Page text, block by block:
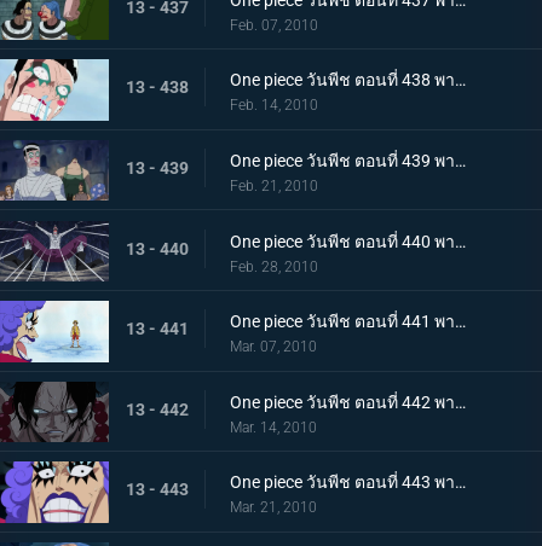
13 - 437
Feb. 07, 2010
13 - 438 One piece วันพีช ตอนที่ 438 พากย์ไทย สรวงสวรรค์ในนรก อิมเพลดาวน์ชั้นที่ 5.5
Feb. 14, 2010
13 - 439 One piece วันพีช ตอนที่ 439 พากย์ไทย เริ่มการรักษาลูฟี่! ด้วยพลังปาฎิหาริย์ของคุณอีวา!
Feb. 21, 2010
13 - 440 One piece วันพีช ตอนที่ 440 พากย์ไทย จงเชื่อในปาฎิหาริย์! เสียงเชียร์จากจิตวิญญาณของบอนเคร
Feb. 28, 2010
13 - 441 One piece วันพีช ตอนที่ 441 พากย์ไทย ลูฟี่ฟื้นคืนชีพ! คุณอีวาเริ่มแผนการแหกคุก!!
Mar. 07, 2010
13 - 442 One piece วันพีช ตอนที่ 442 พากย์ไทย เริ่มการส่งตัวเอส! การต่อสู้ในเลเวล 6 ที่อยู่ลึกสุด!!
Mar. 14, 2010
13 - 443 One piece วันพีช ตอนที่ 443 พากย์ไทย ทีมสุดแกร่งถือกำเนิด! สะเทือนลั่นทั้งอิมเพลดาวน์!
Mar. 21, 2010